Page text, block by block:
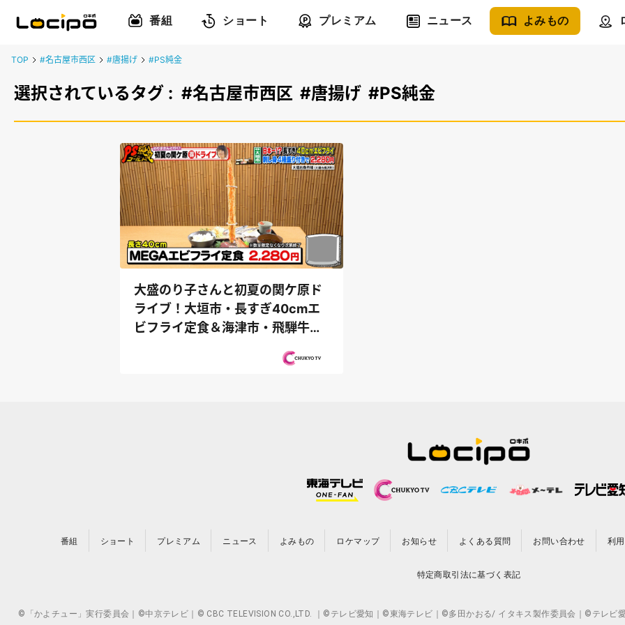
番組 ショート プレミアム ニュース よみもの
TOP #名古屋市西区 #唐揚げ #PS純金
選択されているタグ : #名古屋市西区 #唐揚げ #PS純金
大盛のり子さんと初夏の関ケ原ド
ライブ！大垣市・長すぎ40cmエ
ビフライ定食＆海津市・飛騨牛中
番組 ショート プレミアム ニュース よみもの ロケマップ お知らせ よくある質問 お問い合わせ 利
特定商取引法に基づく表記
©「かよチュー」実行委員会｜©中京テレビ｜© CBC TELEVISION CO.,LTD. ｜©テレビ愛知｜©東海テレビ｜©多田かおる/ イタキス製作委員会｜©テレビ